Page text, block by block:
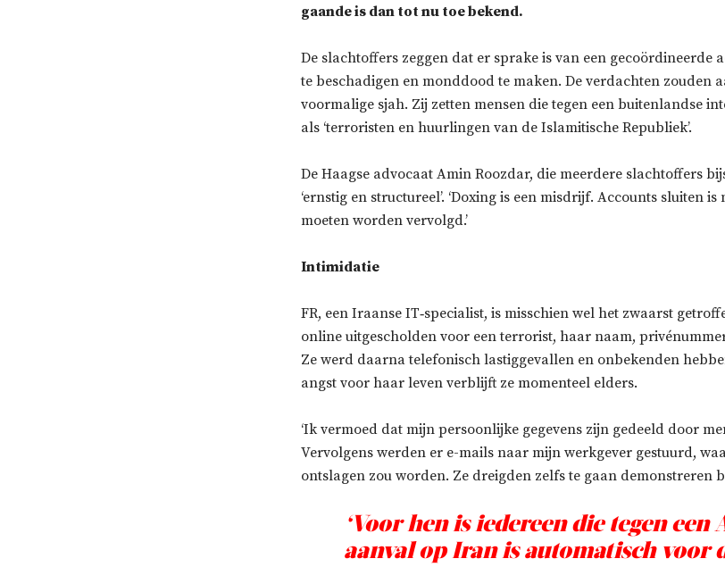
gaande is dan tot nu toe bekend.
De slachtoffers zeggen dat er sprake is van een gecoördineerde
te beschadigen en monddood te maken. De verdachten zouden
voormalige sjah. Zij zetten mensen die tegen een buitenlandse
als ‘terroristen en huurlingen van de Islamitische Republiek’.
De Haagse advocaat Amin Roozdar, die meerdere slachtoffers
‘ernstig en structureel’. ‘Doxing is een misdrijf. Accounts sluiten
moeten worden vervolgd.’
Intimidatie
FR, een Iraanse IT‑specialist, is misschien wel het zwaarst
online uitgescholden voor een terrorist, haar naam,
Ze werd daarna telefonisch lastiggevallen en onbekenden
angst voor haar leven verblijft ze momenteel elders.
‘Ik vermoed dat mijn persoonlijke gegevens zijn gedeeld door
Vervolgens werden er e-mails naar mijn werkgever gestuurd,
ontslagen zou worden. Ze dreigden zelfs te gaan demonstreren
‘Voor hen is iedereen die tegen een
aanval op Iran is automatisch voor